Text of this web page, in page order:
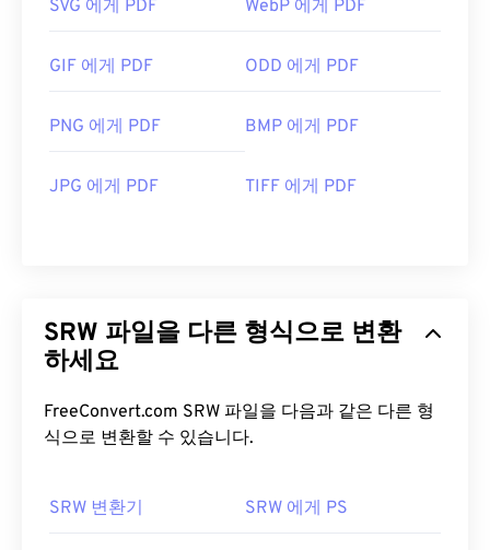
SVG 에게 PDF WebP 에게 PDF
GIF 에게 PDF ODD 에게 PDF
PNG 에게 PDF BMP 에게 PDF
JPG 에게 PDF TIFF 에게 PDF
SRW 파일을 다른 형식으로 변환
하세요
FreeConvert.com SRW 파일을 다음과 같은 다른 형
식으로 변환할 수 있습니다.
SRW 변환기 SRW 에게 PS